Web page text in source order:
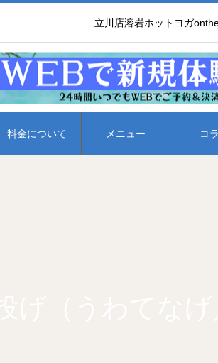
立川店溶岩ホットヨガ
料金について メニュー コ